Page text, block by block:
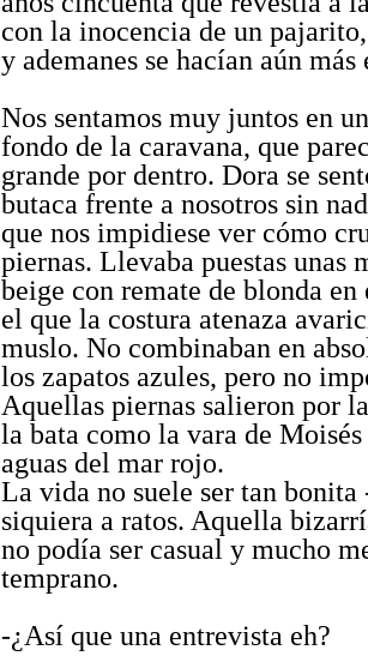
con la inocencia de un
y ademanes se hacían aún más
Nos sentamos muy juntos en
fondo de la caravana, que
grande por dentro. Dora se
butaca frente a nosotros sin
que nos impidiese ver cómo
piernas. Llevaba puestas unas
beige con remate de blonda en
el que la costura atenaza
muslo. No combinaban en
los zapatos azules, pero no
Aquellas piernas salieron por
la bata como la vara de
aguas del mar rojo.
La vida no suele ser tan bonita
siquiera a ratos. Aquella
no podía ser casual y mucho
temprano.
-¿Así que una entrevista eh?